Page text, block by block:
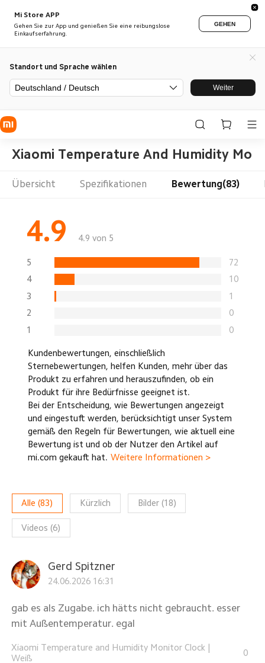
Mi Store APP
Gehen Sie zur App und genießen Sie eine reibungslose
Einkaufserfahrung.
GEHEN
Standort und Sprache wählen
Deutschland / Deutsch Weiter
Xiaomi Temperature And Humidity
Übersicht Spezifikationen Bewertung(83)
4.9 4.9 von 5
5
72
4
10
3
1
2
0
1
0
Kundenbewertungen, einschließlich
Sternebewertungen, helfen Kunden, mehr über das
Produkt zu erfahren und herauszufinden, ob ein
Produkt für ihre Bedürfnisse geeignet ist.
Bei der Entscheidung, wie Bewertungen angezeigt
und eingestuft werden, berücksichtigt unser System
gemäß den Regeln für Bewertungen, wie aktuell eine
Bewertung ist und ob der Nutzer den Artikel auf
mi.com gekauft hat. Weitere Informationen >
Alle (83) Kürzlich Bilder(18)
Videos (6)
Gerd Spitzner
24.06.2026 16:31
gab es als Zugabe. ich hätts nicht gebraucht. esser
mit Außentemperatur. egal
Xiaomi Temperature and Humidity Monitor Clock |
Weiß
0